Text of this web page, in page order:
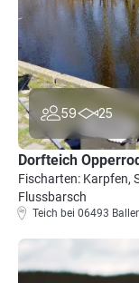
59 25
Dorfteich
Fischarten: Karpfen,
Flussbarsch
Teich bei 06493